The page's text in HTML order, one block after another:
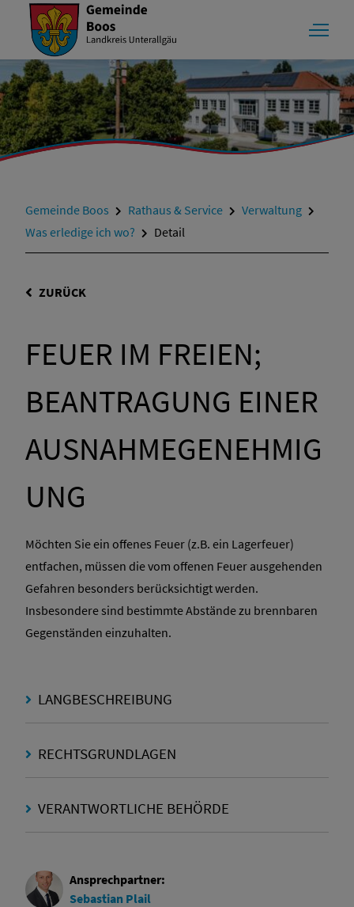
Gemeinde Boos Rathaus & Service
Verwaltung
Was erledige ich wo?
Detail
ZURÜCK
FEUER IM FREIEN;
BEANTRAGUNG EINER
AUSNAHMEGENEHMIG
UNG
Möchten Sie ein offenes Feuer (z.B. ein Lagerfeuer)
entfachen, müssen die vom offenen Feuer ausgehenden
Gefahren besonders berücksichtigt werden.
Insbesondere sind bestimmte Abstände zu brennbaren
Gegenständen einzuhalten.
LANGBESCHREIBUNG
RECHTSGRUNDLAGEN
VERANTWORTLICHE BEHÖRDE
Ansprechpartner:
Sebastian Plail